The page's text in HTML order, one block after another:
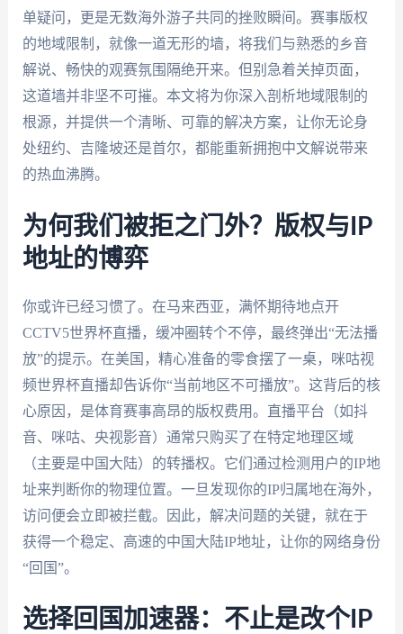
单疑问，更是无数海外游子共同的挫败瞬间。赛事版权
的地域限制，就像一道无形的墙，将我们与熟悉的乡音
解说、畅快的观赛氛围隔绝开来。但别急着关掉页面，
这道墙并非坚不可摧。本文将为你深入剖析地域限制的
根源，并提供一个清晰、可靠的解决方案，让你无论身
处纽约、吉隆坡还是首尔，都能重新拥抱中文解说带来
的热血沸腾。
为何我们被拒之门外？版权与IP
地址的博弈
你或许已经习惯了。在马来西亚，满怀期待地点开
CCTV5世界杯直播，缓冲圈转个不停，最终弹出“无法播
放”的提示。在美国，精心准备的零食摆了一桌，咪咕视
频世界杯直播却告诉你“当前地区不可播放”。这背后的核
心原因，是体育赛事高昂的版权费用。直播平台（如抖
音、咪咕、央视影音）通常只购买了在特定地理区域
（主要是中国大陆）的转播权。它们通过检测用户的IP地
址来判断你的物理位置。一旦发现你的IP归属地在海外，
访问便会立即被拦截。因此，解决问题的关键，就在于
获得一个稳定、高速的中国大陆IP地址，让你的网络身份
“回国”。
选择回国加速器：不止是改个IP